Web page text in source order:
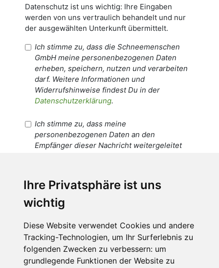
Ihre Privatsphäre ist uns
wichtig
Diese Website verwendet Cookies und andere
Tracking-Technologien, um Ihr Surferlebnis zu
folgenden Zwecken zu verbessern: um
grundlegende Funktionen der Website zu
Datenschutz ist uns wichtig: Ihre Eingaben
werden von uns vertraulich behandelt und nur
der ausgewählten Unterkunft übermittelt.
Ich stimme zu, dass die Schneemenschen
GmbH meine personenbezogenen Daten
erheben, speichern, nutzen und verarbeiten
darf. Weitere Informationen und
Widerrufshinweise findest Du in der
Datenschutzerklärung.
Ich stimme zu, dass meine
personenbezogenen Daten an den
Empfänger dieser Nachricht weitergeleitet
Datenschutzerklärung
Anfrage abschicken
Diese Seite ist durch reCAPTCHA geschützt und es
gelten die GoogleDatenschutzerklärung und
Nutzungsbedingungen.